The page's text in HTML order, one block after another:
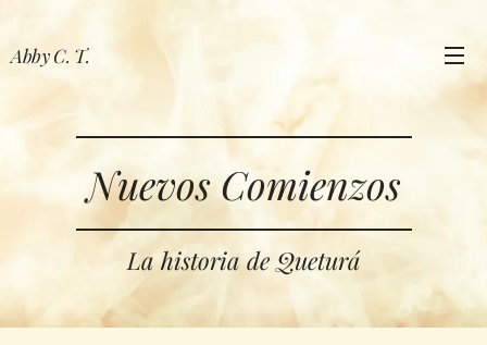
Abby C. T.
Nuevos Comienzos
La historia de Queturá